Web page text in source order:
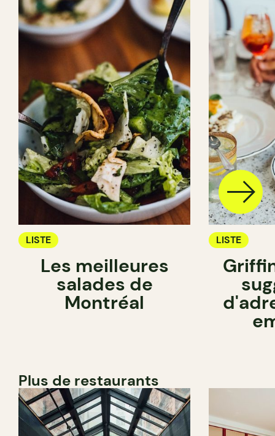
LISTE
Les meilleures
salades de
Montréal
LISTE
Plus de restaurants